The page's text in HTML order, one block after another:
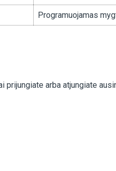
Programuojamas
prijungiate arba atjungiate